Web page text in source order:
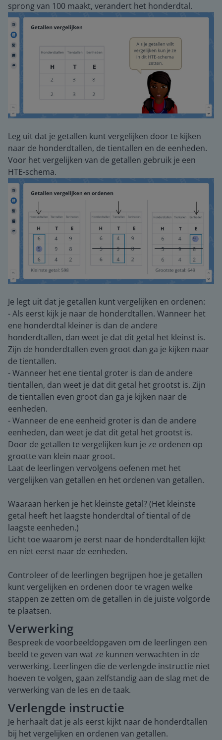
sprong van 100 maakt, verandert het honderdtal.
Leg uit dat je getallen kunt vergelijken door te kijken
naar de honderdtallen, de tientallen en de eenheden.
Voor het vergelijken van de getallen gebruik je een
HTE-schema.
Je legt uit dat je getallen kunt vergelijken en ordenen:
- Als eerst kijk je naar de honderdtallen. Wanneer het
ene honderdtal kleiner is dan de andere
honderdtallen, dan weet je dat dit getal het kleinst is.
Zijn de honderdtallen even groot dan ga je kijken naar
de tientallen.
- Wanneer het ene tiental groter is dan de andere
tientallen, dan weet je dat dit getal het grootst is. Zijn
de tientallen even groot dan ga je kijken naar de
eenheden.
- Wanneer de ene eenheid groter is dan de andere
eenheden, dan weet je dat dit getal het grootst is.
Door de getallen te vergelijken kun je ze ordenen op
grootte van klein naar groot.
Laat de leerlingen vervolgens oefenen met het
vergelijken van getallen en het ordenen van getallen.
Waaraan herken je het kleinste getal? (Het kleinste
getal heeft het laagste honderdtal of tiental of de
laagste eenheden.)
Licht toe waarom je eerst naar de honderdtallen kijkt
en niet eerst naar de eenheden.
Controleer of de leerlingen begrijpen hoe je getallen
kunt vergelijken en ordenen door te vragen welke
stappen ze zetten om de getallen in de juiste volgorde
te plaatsen.
Verwerking
Bespreek de voorbeeldopgaven om de leerlingen een
beeld te geven van wat ze kunnen verwachten in de
verwerking. Leerlingen die de verlengde instructie niet
hoeven te volgen, gaan zelfstandig aan de slag met de
verwerking van de les en de taak.
Verlengde instructie
Je herhaalt dat je als eerst kijkt naar de honderdtallen
bij het vergelijken en ordenen van getallen.